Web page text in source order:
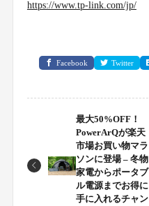
https://www.tp-link.com/jp/
Facebook Twitter
最大50%OFF！
PowerArQが楽天
市場お買い物マラ
ソンに登場 – 冬物
家電からポータブ
ル電源までお得に
手に入れるチャン